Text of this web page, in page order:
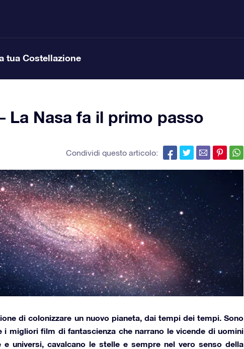
tua Costellazione
La Nasa fa il primo passo
Condividi questo articolo:
dicolonizzare un nuovo pianeta, dai tempi dei tempi. Sono
migliori film di fantascienza che narrano le vicende di uomini
e universi, cavalcano le stelle e sempre nel vero senso della